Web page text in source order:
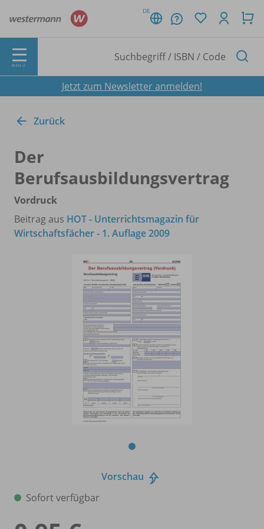
DE
MENÜ
Jetzt zum Newsletter anmelden!
Zurück
Der
Berufsausbildungsvertrag
Vordruck
Beitrag aus HOT - Unterrichtsmagazin für
Wirtschaftsfächer - 1. Auflage 2009
Vorschau
Sofort verfügbar